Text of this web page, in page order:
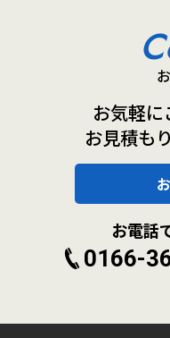
お気軽に
お見積も
お電話
0166-